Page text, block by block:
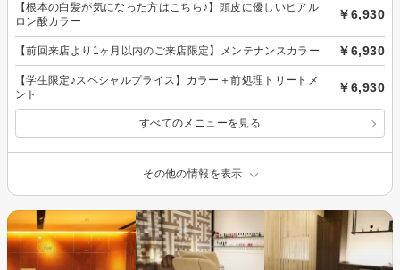
【根本の白髪が気になった方はこちら♪】頭皮に優しいヒアル
ロン酸カラー
￥6,930
【前回来店より1ヶ月以内のご来店限定】メンテナンスカラー ￥6,930
【学生限定♪スペシャルプライス】カラー＋前処理トリートメ
ント
￥6,930
すべてのメニューを見る
その他の情報を表示